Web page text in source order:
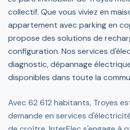
collectif. Que vous viviez en
appartement avec parking en
propose des solutions de
configuration. Nos services
diagnostic, dépannage
disponibles dans toute la
Avec 62 612 habitants, Troyes
demande en services